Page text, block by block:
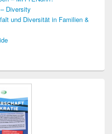
Diversity
und Diversität in Familien &